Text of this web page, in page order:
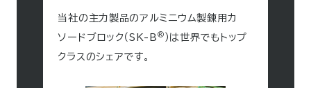
当社の主力製品のアルミニウム製錬用カ
ソードブロック（SK-B ® ）は世界でもトップ
クラスのシェアです。